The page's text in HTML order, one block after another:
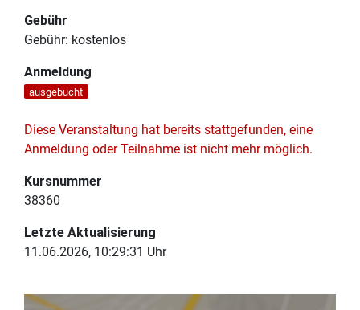
Gebühr
Gebühr: kostenlos
Anmeldung
ausgebucht
Diese Veranstaltung hat bereits stattgefunden, eine
Anmeldung oder Teilnahme ist nicht mehr möglich.
Kursnummer
38360
Letzte Aktualisierung
11.06.2026, 10:29:31 Uhr